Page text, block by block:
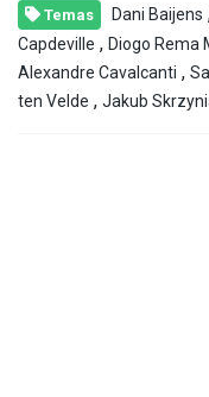
Temas Dani Baijens
Capdeville , Diogo Rema
Alexandre Cavalcanti ,
ten Velde , Jakub